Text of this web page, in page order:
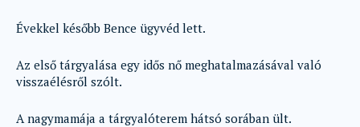
Évekkel később Bence ügyvéd lett.
Az első tárgyalása egy idős nő meghatalmazásával való
visszaélésről szólt.
A nagymamája a tárgyalóterem hátsó sorában ült.